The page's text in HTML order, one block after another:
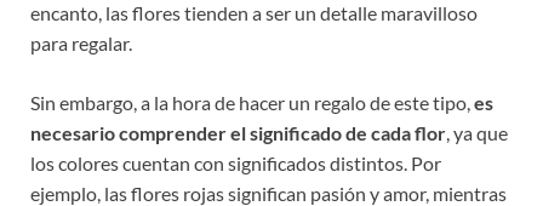
encanto, las flores tienden a ser un detalle maravilloso
para regalar.
Sin embargo, a la hora de hacer un regalo de este tipo,es
necesario comprender el significado de cada flor, ya que
los colores cuentan con significados distintos. Por
ejemplo, las flores rojas significan pasión y amor, mientras